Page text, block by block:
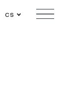
Menu
cs